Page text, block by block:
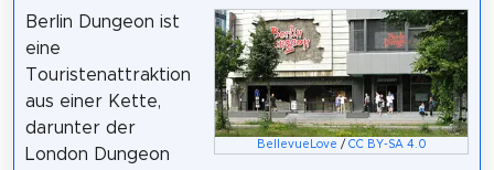
BellevueLove / CC BY-SA 4.0
Berlin Dungeon ist
eine
Touristenattraktion
aus einer Kette,
darunter der
London Dungeon